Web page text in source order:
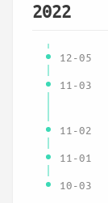
2022
12-05
11-03
11-02
11-01
10-03